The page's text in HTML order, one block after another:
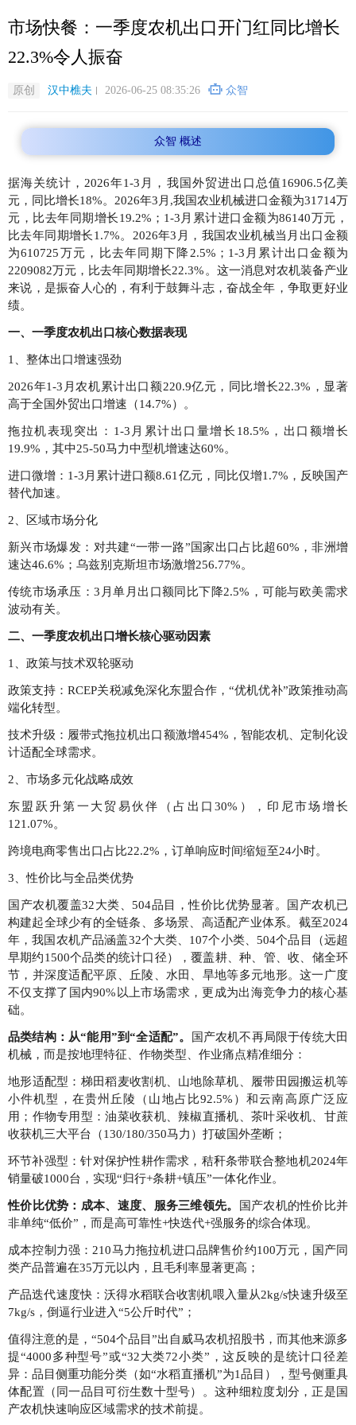
转
内
市场快餐：一季度农机出口开门红同比增长
22.3%令人振奋
原创 汉中樵夫 2026-06-25 08:35:26 众智
众智 概述
据海关统计，2026年1-3月，我国外贸进出口总值16906.5亿美
元，同比增长18%。2026年3月,我国农业机械进口金额为31714万
元，比去年同期增长19.2%；1-3月累计进口金额为86140万元，
比去年同期增长1.7%。2026年3月，我国农业机械当月出口金额
为610725万元，比去年同期下降2.5%；1-3月累计出口金额为
2209082万元，比去年同期增长22.3%。这一消息对农机装备产业
来说，是振奋人心的，有利于鼓舞斗志，奋战全年，争取更好业
绩。
一、一季度农机出口核心数据表现
1、整体出口增速强劲
2026年1-3月农机累计出口额220.9亿元，同比增长22.3%，显著
高于全国外贸出口增速（14.7%）。
拖拉机表现突出：1-3月累计出口量增长18.5%，出口额增长
19.9%，其中25-50马力中型机增速达60%。
进口微增：1-3月累计进口额8.61亿元，同比仅增1.7%，反映国产
替代加速。
2、区域市场分化
新兴市场爆发：对共建“一带一路”国家出口占比超60%，非洲增
速达46.6%；乌兹别克斯坦市场激增256.77%。
传统市场承压：3月单月出口额同比下降2.5%，可能与欧美需求
波动有关。
二、一季度农机出口增长核心驱动因素
1、政策与技术双轮驱动
政策支持：RCEP关税减免深化东盟合作，“优机优补”政策推动高
端化转型。
技术升级：履带式拖拉机出口额激增454%，智能农机、定制化设
计适配全球需求。
2、市场多元化战略成效
东盟跃升第一大贸易伙伴（占出口30%），印尼市场增长
121.07%。
跨境电商零售出口占比22.2%，订单响应时间缩短至24小时。
3、性价比与全品类优势
国产农机覆盖32大类、504品目，性价比优势显著。国产农机已
构建起全球少有的全链条、多场景、高适配产业体系。截至2024
年，我国农机产品涵盖32个大类、107个小类、504个品目（远超
早期约1500个品类的统计口径），覆盖耕、种、管、收、储全环
节，并深度适配平原、丘陵、水田、旱地等多元地形。这一广度
不仅支撑了国内90%以上市场需求，更成为出海竞争力的核心基
础。
品类结构：从“能用”到“全适配”。
国产农机不再局限于传统大田
机械，而是按地理特征、作物类型、作业痛点精准细分：
地形适配型：梯田稻麦收割机、山地除草机、履带田园搬运机等
小件机型，在贵州丘陵（山地占比92.5%）和云南高原广泛应
用；作物专用型：油菜收获机、辣椒直播机、茶叶采收机、甘蔗
收获机三大平台（130/180/350马力）打破国外垄断；
环节补强型：针对保护性耕作需求，秸秆条带联合整地机2024年
销量破1000台，实现“归行+条耕+镇压”一体化作业。
性价比优势：成本、速度、服务三维领先。
国产农机的性价比并
非单纯“低价”，而是高可靠性+快迭代+强服务的综合体现。
成本控制力强：210马力拖拉机进口品牌售价约100万元，国产同
类产品普遍在35万元以内，且毛利率显著更高；
产品迭代速度快：沃得水稻联合收割机喂入量从2kg/s快速升级至
7kg/s，倒逼行业进入“5公斤时代”；
值得注意的是，“504个品目”出自威马农机招股书，而其他来源多
提“4000多种型号”或“32大类72小类”，这反映的是统计口径差
异：品目侧重功能分类（如“水稻直播机”为1品目），型号侧重具
体配置（同一品目可衍生数十型号）。这种细粒度划分，正是国
产农机快速响应区域需求的技术前提。